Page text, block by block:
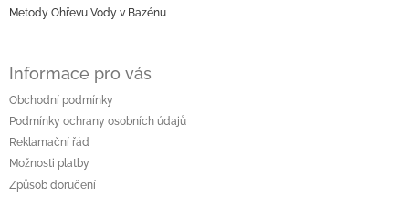
Metody Ohřevu Vody v Bazénu
Informace pro vás
Obchodní podmínky
Podmínky ochrany osobních údajů
Reklamační řád
Možnosti platby
Způsob doručení